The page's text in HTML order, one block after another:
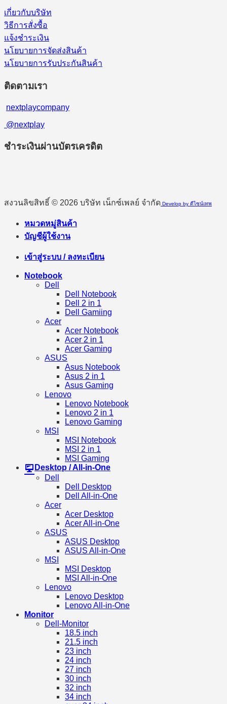
เกี่ยวกับบริษัท
วิธีการสั่งซื้อ
แจ้งชำระเงิน
นโยบายการจัดส่งสินค้า
นโยบายการรับประกันสินค้า
ติดตามเรา
nextplaycompany
@nextplay
ชำระเงินผ่านบัตรเครดิต
สงวนลิขสิทธิ์ © 2026 บริษัท เน็กซ์เพลย์ จำกัด Develop by ดีไซน์เทพ
หมวดหมู่สินค้า
บัญชีผู้ใช้งาน
เข้าสู่ระบบ / ลงทะเบียน
Notebook
Dell
Dell Notebook
Dell 2 in 1
Dell Gamiing
Acer
Acer Notebook
Acer 2 in 1
Acer Gaming
ASUS
Asus Notebook
Asus 2 in 1
Asus Gaming
Lenovo
Lenovo Notebook
Lenovo 2 in 1
Lenovo Gaming
MSI
MSI Notebook
MSI 2 in 1
MSI Gaming
Desktop / All-in-One
Dell
Dell Desktop
Dell All-in-One
Acer
Acer Desktop
Acer All-in-One
ASUS
ASUS Desktop
ASUS All-in-One
MSI
MSI Desktop
MSI All-in-One
Lenovo
Lenovo Desktop
Lenovo All-in-One
Monitor
Dell-Monitor
18.5 inch
21.5 inch
23 inch
24 inch
27 inch
30 inch
32 inch
34 inch